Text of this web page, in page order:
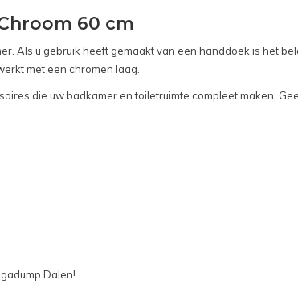
60 cm
Als u gebruik heeft gemaakt van een handdoek is het
met een chromen laag.
die uw badkamer en toiletruimte compleet maken.
Dalen!